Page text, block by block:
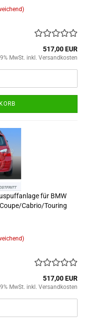
517,00 EUR
MwSt. inkl. Versandkosten
für BMW
Cabrio/Touring
517,00 EUR
MwSt. inkl. Versandkosten